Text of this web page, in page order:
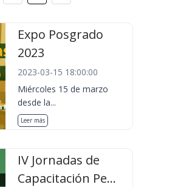
Expo Posgrado
2023
2023-03-15 18:00:00
Miércoles 15 de marzo
desde la...
Leer más
IV Jornadas de
Capacitación Pe...